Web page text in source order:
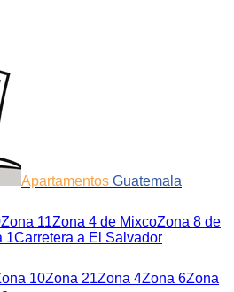
Apartamentos Guatemala
Zona 11Zona 4 de MixcoZona 8 de
1Carretera a El Salvador
10Zona 21Zona 4Zona 6Zona